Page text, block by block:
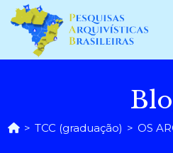
para
conteúdo
> TCC (graduação) > OS